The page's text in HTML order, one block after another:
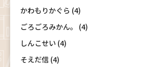
かわもりかぐら (4)
ごろごろみかん。 (4)
しんこせい (4)
そえだ信 (4)